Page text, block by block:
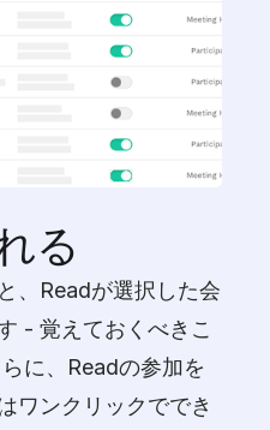
る
、Readが選択した会
- 覚えておくべきこ
に、Readの参加を
ワンクリックででき